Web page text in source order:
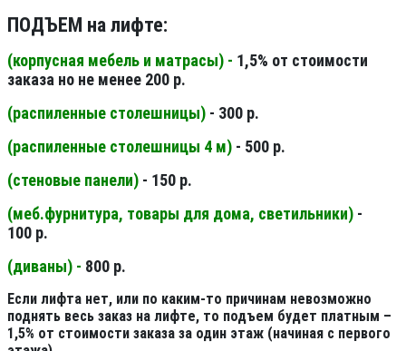
ПОДЪЕМ на лифте:
(корпусная мебель и матрасы) - 1,5% от стоимости
заказа но не менее 200 р.
(распиленные столешницы) - 300 р.
(распиленные столешницы 4 м) - 500 р.
(стеновые панели) - 150 р.
(меб.фурнитура, товары для дома, светильники) -
100 р.
(диваны) - 800 р.
Если лифта нет, или по каким-то причинам невозможно
поднять весь заказ на лифте, то подъем будет платным –
1,5% от стоимости заказа за один этаж (начиная с первого